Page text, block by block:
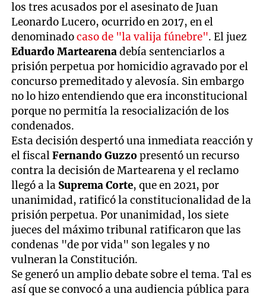
los tres acusados por el asesinato de Juan
Leonardo Lucero, ocurrido en 2017, en el
denominadocaso de "la valija fúnebre". El juez
Eduardo Martearenadebía sentenciarlos a
prisión perpetua por homicidio agravado por el
concurso premeditado y alevosía. Sin embargo
no lo hizo entendiendo que era inconstitucional
porque no permitía la resocialización de los
condenados.
Esta decisión despertó una inmediata reacción y
el fiscalFernando Guzzopresentó un recurso
contra la decisión de Martearena y el reclamo
llegó a la Suprema Corte, que en 2021, por
unanimidad, ratificó la constitucionalidad de la
prisión perpetua. Por unanimidad, los siete
jueces del máximo tribunal ratificaron que las
condenas "de por vida" son legales y no
vulneran la Constitución.
Se generó un amplio debate sobre el tema. Tal es
así que se convocó a una audiencia pública para